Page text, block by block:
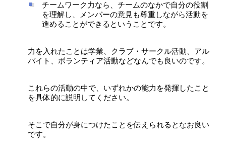
チームワーク力なら、チームのなかで自分の役割
を理解し、メンバーの意見も尊重しながら活動を
進めることができるということです。
力を入れたことは学業、クラブ・サークル活動、アル
バイト、ボランティア活動などなんでも良いのです。
これらの活動の中で、いずれかの能力を発揮したこと
を具体的に説明してください。
そこで自分が身につけたことを伝えられるとなお良い
です。